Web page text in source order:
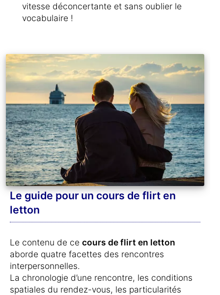
vitesse déconcertante et sans oublier le
vocabulaire !
Le guide pour un cours de flirt en
letton
Le contenu de ce cours de flirt en letton
aborde quatre facettes des rencontres
interpersonnelles.
La chronologie d’une rencontre, les conditions
spatiales du rendez-vous, les particularités